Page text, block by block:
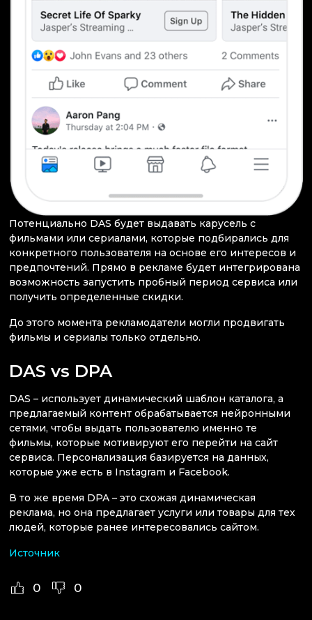
Потенциально DAS будет выдавать карусель с
фильмами или сериалами, которые подбирались для
конкретного пользователя на основе его интересов и
предпочтений. Прямо в рекламе будет интегрирована
возможность запустить пробный период сервиса или
получить определенные скидки.
До этого момента рекламодатели могли продвигать
фильмы и сериалы только отдельно.
DAS vs DPA
DAS – использует динамический шаблон каталога, а
предлагаемый контент обрабатывается нейронными
сетями, чтобы выдать пользователю именно те
фильмы, которые мотивируют его перейти на сайт
сервиса. Персонализация базируется на данных,
которые уже есть в Instagram и Facebook.
В то же время DPA – это схожая динамическая
реклама, но она предлагает услуги или товары для тех
людей, которые ранее интересовались сайтом.
Источник
0 0